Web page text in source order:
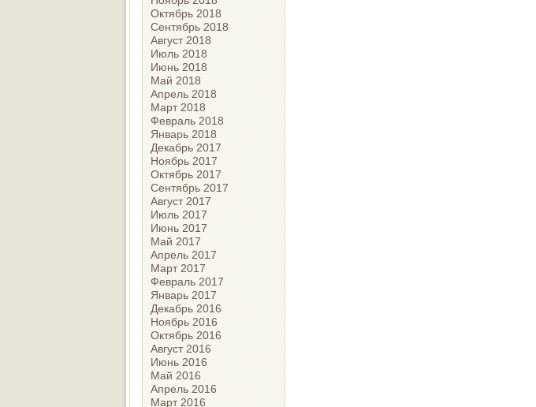
Октябрь 2018
Сентябрь 2018
Август 2018
Июль 2018
Июнь 2018
Май 2018
Апрель 2018
Март 2018
Февраль 2018
Январь 2018
Декабрь 2017
Ноябрь 2017
Октябрь 2017
Сентябрь 2017
Август 2017
Июль 2017
Июнь 2017
Май 2017
Апрель 2017
Март 2017
Февраль 2017
Январь 2017
Декабрь 2016
Ноябрь 2016
Октябрь 2016
Август 2016
Июнь 2016
Май 2016
Апрель 2016
Март 2016